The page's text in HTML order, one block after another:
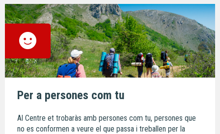
Per a persones com tu
Al Centre et trobaràs amb persones com tu, persones que
no es conformen a veure el que passa i treballen per la